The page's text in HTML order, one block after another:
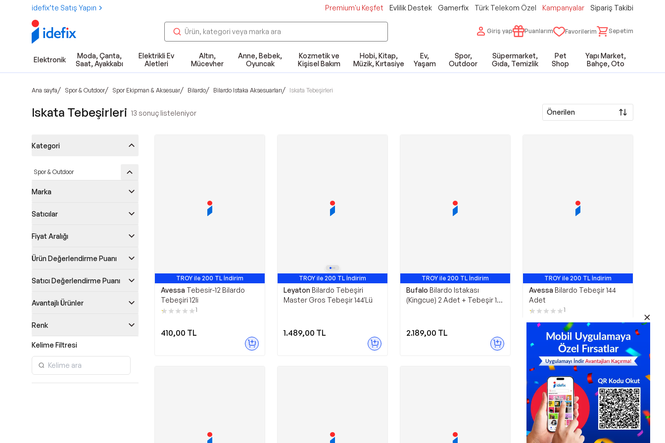
idefix’te Satış Yapın Premium'u Keşfet Evlilik Destek Gamerfix Türk Telekom Özel Kampanyalar Sipariş Takibi
Giriş yap Puanlarım Favorilerim Sepetim
Elektronik
Moda, Çanta,
Saat, Ayakkabı
Elektrikli Ev
Aletleri
Altın,
Mücevher
Anne, Bebek,
Oyuncak
Kozmetik ve
Kişisel Bakım
Hobi, Kitap,
Müzik, Kırtasiye
Ev,
Yaşam
Spor,
Outdoor
Süpermarket,
Gıda, Temizlik
Pet
Shop
Yapı Market,
Bahçe, Oto
Ana sayfa/ Spor & Outdoor/ Spor Ekipman & Aksesuar/ Bilardo/ Bilardo Istaka Aksesuarları/ Iskata Tebeşirleri
Iskata Tebeşirleri 13 sonuç listeleniyor Önerilen
Kategori
Spor & Outdoor
Marka
Satıcılar
Fiyat Aralığı
Ürün Değerlendirme Puanı
Satıcı Değerlendirme Puanı
Avantajlı Ürünler
Renk
Kelime Filtresi
TROY ile 200 TL İndirim
Avessa Tebesir-12 Bilardo
Tebeşiri 12li
1
410,00 TL
TROY ile 200 TL İndirim
Avantajlı Ürün
Leyaton Bilardo Tebeşiri
Master Gros Tebeşir 144'Lü
1.489,00 TL
TROY ile 200 TL İndirim
Avantajlı Ürün
Bufalo Bilardo Istakası
(Kingcue) 2 Adet + Tebeşir 12
2.189,00 TL
TROY ile 200 TL İndirim
Avantajlı Ürün
Avessa Bilardo Tebeşir 144
Adet
1
2.280,00TL